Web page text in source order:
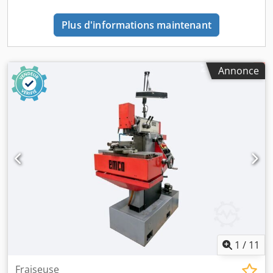
- Volants de commande de sécurité mécaniques Ganter
Norm® sur tous les axes - Frein de broche
électromagnétique (pour un arrêt immédiat de la broche) -
axes - Équipement électrique SIEMENS®, BALLUFF® -
Système de freinage empêchant l'affaissement de la table -
Trois douilles de réduction SK 40 vers MK 1, 2, 3 - Mandrin
de serrage avec montage conforme à la norme DIN 2080,
incluant un jeu de pinces de serrage (Ø 6, 8, 10, 12, 16, 20,
25 mm) - Vis de serrage - Porte-fraise horizontal (Ø 27 mm)
- Lubrification centrale automatique - Couvercle lamellé en
acier inoxydable pour le guidage de l'axe Z dans la zone de
travail - Lampe de travail - Système de refroidissement
intégré dans le pied de la machine - Protocole de test
conforme à la norme DIN 8615 - Outils de service -
Machine conforme à la norme CE - Manuel d'utilisation,
liste des pièces de rechange, incluant les schémas
Plus d'informations maintenant
Annonce
1 / 11
Fraiseuse